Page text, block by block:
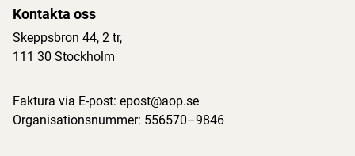
Kontakta oss
Skeppsbron 44, 2 tr,
111 30 Stockholm
Faktura via E-post: epost@aop.se
Organisationsnummer: 556570–9846